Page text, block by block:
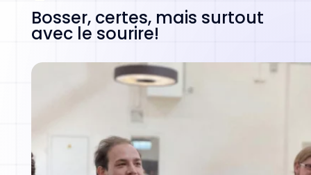
Bosser, certes, mais surtout
avec le sourire!